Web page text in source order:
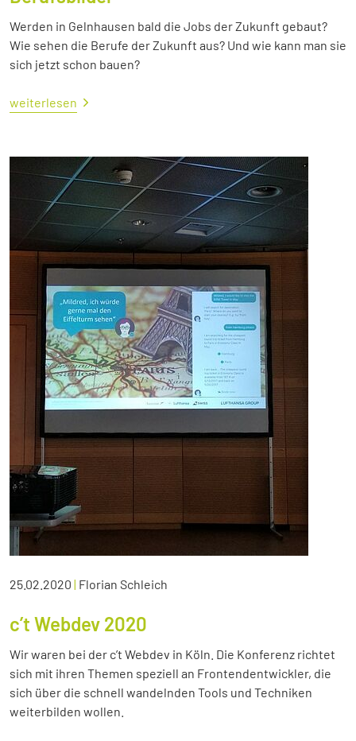
Werden in Gelnhausen bald die Jobs der Zukunft gebaut?
Wie sehen die Berufe der Zukunft aus? Und wie kann man sie
sich jetzt schon bauen?
weiterlesen
25.02.2020 | Florian Schleich
c’t Webdev 2020
Wir waren bei der c’t Webdev in Köln. Die Konferenz richtet
sich mit ihren Themen speziell an Frontendentwickler, die
sich über die schnell wandelnden Tools und Techniken
weiterbilden wollen.